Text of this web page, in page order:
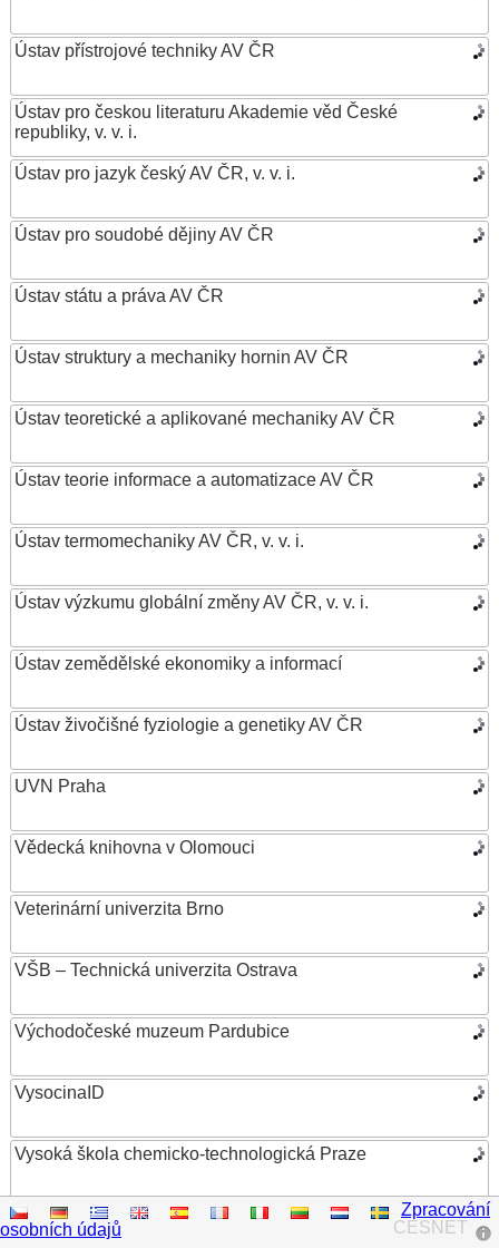
Ústav přístrojové techniky AV ČR
Ústav pro českou literaturu Akademie věd České
republiky, v. v. i.
Ústav pro jazyk český AV ČR, v. v. i.
Ústav pro soudobé dějiny AV ČR
Ústav státu a práva AV ČR
Ústav struktury a mechaniky hornin AV ČR
Ústav teoretické a aplikované mechaniky AV ČR
Ústav teorie informace a automatizace AV ČR
Ústav termomechaniky AV ČR, v. v. i.
Ústav výzkumu globální změny AV ČR, v. v. i.
Ústav zemědělské ekonomiky a informací
Ústav živočišné fyziologie a genetiky AV ČR
UVN Praha
Vědecká knihovna v Olomouci
Veterinární univerzita Brno
VŠB – Technická univerzita Ostrava
Východočeské muzeum Pardubice
VysocinaID
Vysoká škola chemicko-technologická Praze
Vysoká škola ekonomická v Praze
CESNET
Zpracování
osobních údajů